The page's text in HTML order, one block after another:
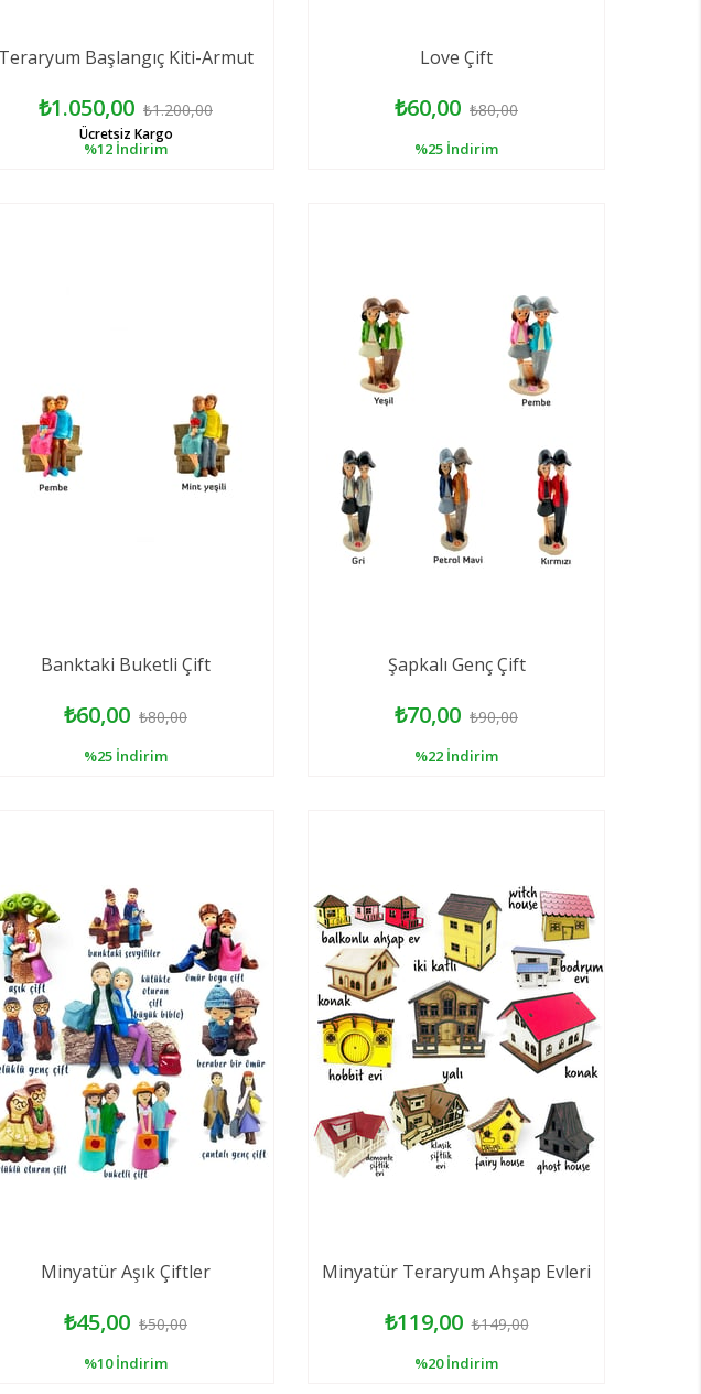
Teraryum Başlangıç Kiti-Armut
₺1.050,00 ₺1.200,00
%12 İndirim
Ücretsiz Kargo
Love Çift
₺60,00 ₺80,00
%25 İndirim
Banktaki Buketli Çift
₺60,00 ₺80,00
%25 İndirim
Şapkalı Genç Çift
₺70,00 ₺90,00
%22 İndirim
Minyatür Aşık Çiftler
₺45,00 ₺50,00
%10 İndirim
Minyatür Teraryum Ahşap Evleri
₺119,00 ₺149,00
%20 İndirim